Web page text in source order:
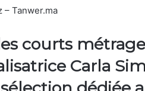
– Tanwer.ma
courts
Carla